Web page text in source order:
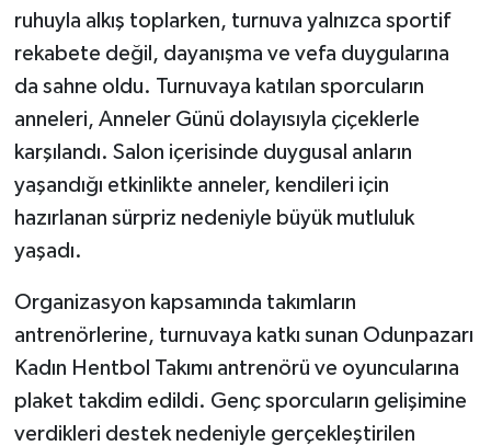
ruhuyla alkış toplarken, turnuva yalnızca sportif
rekabete değil, dayanışma ve vefa duygularına
da sahne oldu. Turnuvaya katılan sporcuların
anneleri, Anneler Günü dolayısıyla çiçeklerle
karşılandı. Salon içerisinde duygusal anların
yaşandığı etkinlikte anneler, kendileri için
hazırlanan sürpriz nedeniyle büyük mutluluk
yaşadı.
Organizasyon kapsamında takımların
antrenörlerine, turnuvaya katkı sunan Odunpazarı
Kadın Hentbol Takımı antrenörü ve oyuncularına
plaket takdim edildi. Genç sporcuların gelişimine
verdikleri destek nedeniyle gerçekleştirilen